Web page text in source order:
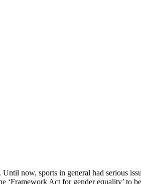
now, sports in general had serious
‘Framework Act for gender equality’ to